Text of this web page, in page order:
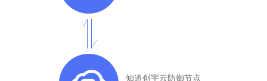
知道创宇云防御节点